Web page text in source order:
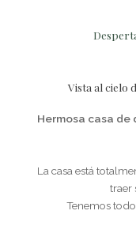
Vista al cielo
Hermosa casa
La casa está
traer
Tenemos